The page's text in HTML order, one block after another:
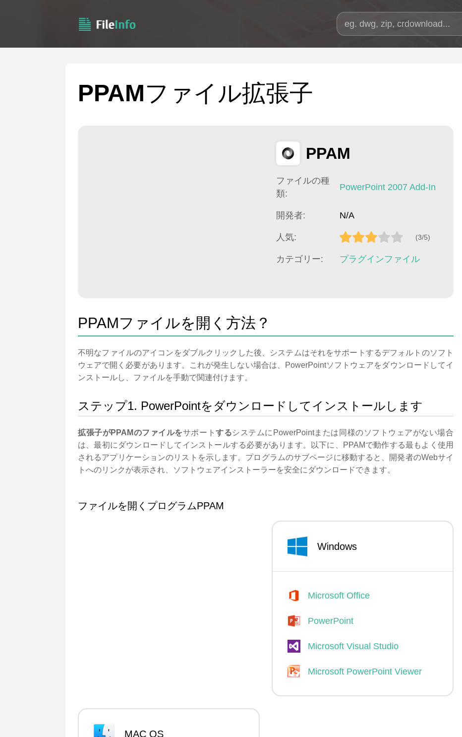
PPAMファイル拡張子
PPAM
ファイルの種
類:
PowerPoint 2007 Add-In
開発者: N/A
人気: (3/5)
カテゴリー: プラグインファイル
PPAMファイルを開く方法？
不明なファイルのアイコンをダブルクリックした後、システムはそれをサポートするデフォルトのソフト
ウェアで開く必要があります。これが発生しない場合は、PowerPointソフトウェアをダウンロードしてイ
ンストールし、ファイルを手動で関連付けます。
ステップ1. PowerPointをダウンロードしてインストールします
拡張子がPPAMのファイルをサポートするシステムにPowerPointまたは同様のソフトウェアがない場合
は、最初にダウンロードしてインストールする必要があります。以下に、PPAMで動作する最もよく使用
されるアプリケーションのリストを示します。プログラムのサブページに移動すると、開発者のWebサイ
トへのリンクが表示され、ソフトウェアインストーラーを安全にダウンロードできます。
ファイルを開くプログラムPPAM
Windows
Microsoft Office
PowerPoint
Microsoft Visual Studio
Microsoft PowerPoint Viewer
MAC OS